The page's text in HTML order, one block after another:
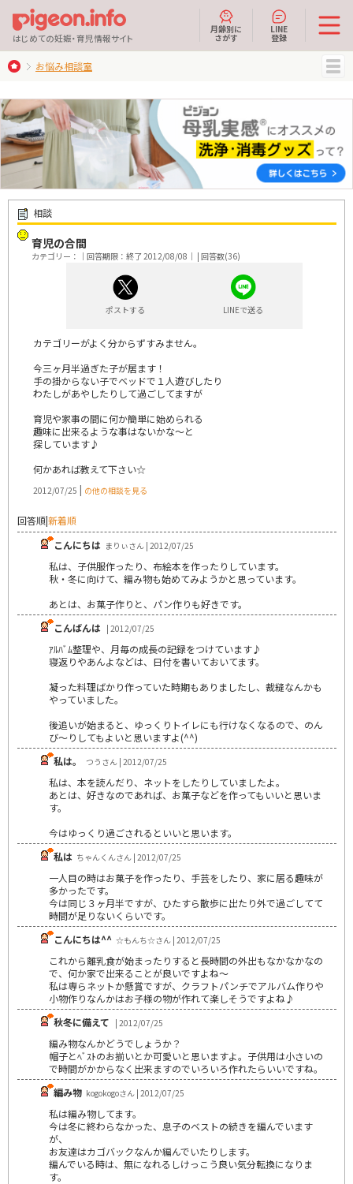
はじめての妊娠・育児情報サイト
月齢別に
さがす
LINE
登録
お悩み相談室
相談
育児の合間
カテゴリー：｜回答期限：終了 2012/08/08｜ | 回答数(36)
ポストする LINEで送る
カテゴリーがよく分からずすみません。
今三ヶ月半過ぎた子が居ます！
手の掛からない子でベッドで１人遊びしたり
わたしがあやしたりして過ごしてますが
育児や家事の間に何か簡単に始められる
趣味に出来るような事はないかな～と
探しています♪
何かあれば教えて下さい☆
2012/07/25 | の他の相談を見る
回答順|新着順
こんにちは まりぃさん | 2012/07/25
私は、子供服作ったり、布絵本を作ったりしています。
秋・冬に向けて、編み物も始めてみようかと思っています。
あとは、お菓子作りと、パン作りも好きです。
こんばんは | 2012/07/25
ｱﾙﾊﾞﾑ整理や、月毎の成長の記録をつけています♪
寝返りやあんよなどは、日付を書いておいてます。
凝った料理ばかり作っていた時期もありましたし、裁縫なんかも
やっていました。
後追いが始まると、ゆっくりトイレにも行けなくなるので、のん
び～りしてもよいと思いますよ(^^)
私は。
つうさん | 2012/07/25
私は、本を読んだり、ネットをしたりしていましたよ。
あとは、好きなのであれば、お菓子などを作ってもいいと思いま
す。
今はゆっくり過ごされるといいと思います。
私は ちゃんくんさん | 2012/07/25
一人目の時はお菓子を作ったり、手芸をしたり、家に居る趣味が
多かったです。
今は同じ３ヶ月半ですが、ひたすら散歩に出たり外で過ごしてて
時間が足りないくらいです。
こんにちは^^ ☆もんち☆さん | 2012/07/25
これから離乳食が始まったりすると長時間の外出もなかなかなの
で、何か家で出来ることが良いですよね～
私は専らネットか懸賞ですが、クラフトパンチでアルバム作りや
小物作りなんかはお子様の物が作れて楽しそうですよね♪
秋冬に備えて | 2012/07/25
編み物なんかどうでしょうか？
帽子とﾍﾞｽﾄのお揃いとか可愛いと思いますよ。子供用は小さいの
で時間がかからなく出来ますのでいろいろ作れたらいいですね。
編み物 kogokogoさん | 2012/07/25
私は編み物してます。
今は冬に終わらなかった、息子のベストの続きを編んでいます
が、
お友達はカゴバックなんか編んでいたりします。
編んでいる時は、無になれるしけっこう良い気分転換になりま
す。